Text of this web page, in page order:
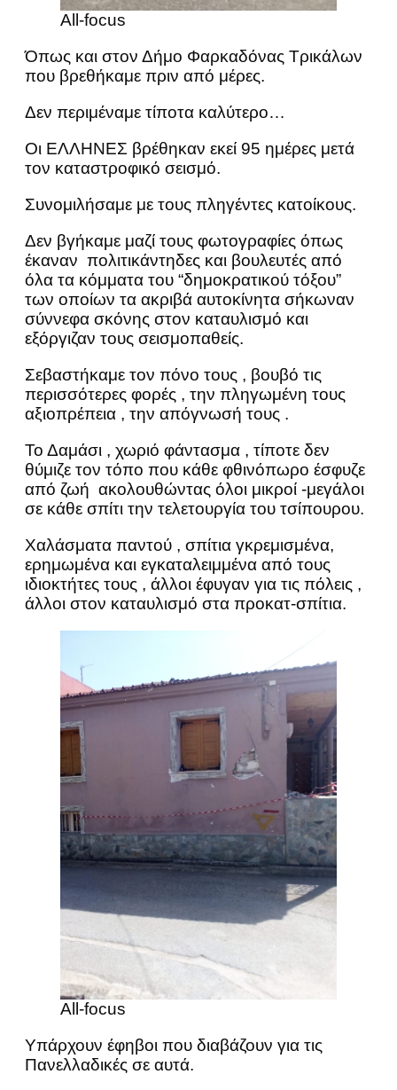
All-focus
Όπως και στον Δήμο Φαρκαδόνας Τρικάλων
που βρεθήκαμε πριν από μέρες.
Δεν περιμέναμε τίποτα καλύτερο…
Οι ΕΛΛΗΝΕΣ βρέθηκαν εκεί 95 ημέρες μετά
τον καταστροφικό σεισμό.
Συνομιλήσαμε με τους πληγέντες κατοίκους.
Δεν βγήκαμε μαζί τους φωτογραφίες όπως
έκαναν πολιτικάντηδες και βουλευτές από
όλα τα κόμματα του “δημοκρατικού τόξου”
των οποίων τα ακριβά αυτοκίνητα σήκωναν
σύννεφα σκόνης στον καταυλισμό και
εξόργιζαν τους σεισμοπαθείς.
Σεβαστήκαμε τον πόνο τους , βουβό τις
περισσότερες φορές , την πληγωμένη τους
αξιοπρέπεια , την απόγνωσή τους .
Το Δαμάσι , χωριό φάντασμα , τίποτε δεν
θύμιζε τον τόπο που κάθε φθινόπωρο έσφυζε
από ζωή ακολουθώντας όλοι μικροί -μεγάλοι
σε κάθε σπίτι την τελετουργία του τσίπουρου.
Χαλάσματα παντού , σπίτια γκρεμισμένα,
ερημωμένα και εγκαταλειμμένα από τους
ιδιοκτήτες τους , άλλοι έφυγαν για τις πόλεις ,
άλλοι στον καταυλισμό στα προκατ-σπίτια.
All-focus
Υπάρχουν έφηβοι που διαβάζουν για τις
Πανελλαδικές σε αυτά.